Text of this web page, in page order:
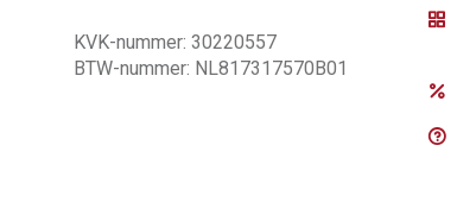
KVK-nummer: 30220557
BTW-nummer: NL817317570B01